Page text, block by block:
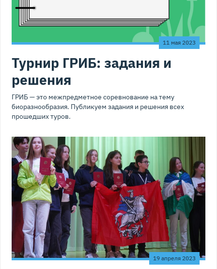
11 мая 2023
Турнир ГРИБ: задания и
решения
ГРИБ — это межпредметное соревнование на тему
биоразнообразия. Публикуем задания и решения всех
прошедших туров.
19 апреля 2023